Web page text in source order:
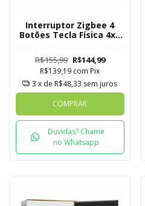
Interruptor Zigbee 4
Botões Tecla Física 4x4
R$155,99 R$144,99
R$139,19 com Pix
3 x de R$48,33 sem juros
COMPRAR
Duvidas? Chame
no Whatsapp